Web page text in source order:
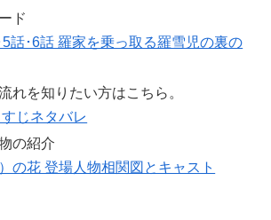
ド
話･6話 羅家を乗っ取る羅雪児の裏の
れを知りたい方はこちら。
じネタバレ
の紹介
の花 登場人物相関図とキャスト